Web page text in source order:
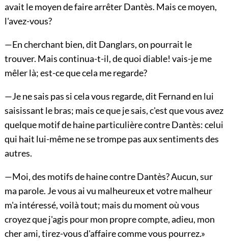
avait le moyen de faire arrêter Dantès. Mais ce moyen,
l'avez-vous?
—En cherchant bien, dit Danglars, on pourrait le
trouver. Mais continua-t-il, de quoi diable! vais-je me
mêler là; est-ce que cela me regarde?
—Je ne sais pas si cela vous regarde, dit Fernand en lui
saisissant le bras; mais ce que je sais, c'est que vous avez
quelque motif de haine particulière contre Dantès: celui
qui hait lui-même ne se trompe pas aux sentiments des
autres.
—Moi, des motifs de haine contre Dantès? Aucun, sur
ma parole. Je vous ai vu malheureux et votre malheur
m'a intéressé, voilà tout; mais du moment où vous
croyez que j'agis pour mon propre compte, adieu, mon
cher ami, tirez-vous d'affaire comme vous pourrez.»